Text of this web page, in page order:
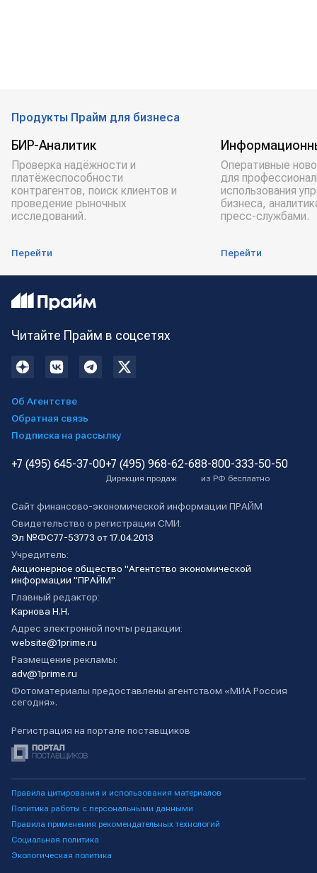
Продукты Прайм для бизнеса
БИР-Аналитик
Проверка надёжности и
платёжеспособности
контрагентов, поиск клиентов и
проведение рыночных
исследований.
Перейти
Оперативные
для
использования
бизнеса,
пресс-службами.
Перейти
Читайте Прайм в соцсетях
Об Агентстве
Обратная связь
Подписка на рассылку
+7 (495) 645-37-00+7 (495) 968-62-68
Дирекция продаж
8-800-333-50-50
из РФ бесплатно
Сайт финансово-экономической информации ПРАЙМ
Свидетельство о регистрации СМИ:
Эл №ФС77-53773 от 17.04.2013
Учредитель:
Акционерное общество "Агентство экономической
информации "ПРАЙМ"
Главный редактор:
Карнова Н.Н.
Адрес электронной почты редакции:
website@1prime.ru
Размещение рекламы:
adv@1prime.ru
Фотоматериалы предоставлены агентством «МИА Россия
сегодня».
Регистрация на портале поставщиков
Правила цитирования и использования материалов
Политика работы с персональными данными
Правила применения рекомендательных технологий
Социальная политика
Экологическая политика